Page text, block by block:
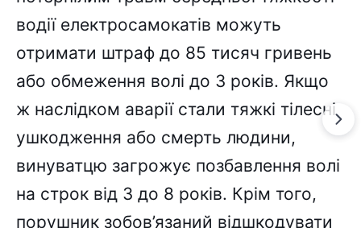
водії електросамокатів можуть
отримати штраф до 85 тисяч гривень
або обмеження волі до 3 років. Якщо
ж наслідком аварії стали тяжкі тілесні
ушкодження або смерть людини,
винуватцю загрожує позбавлення волі
на строк від 3 до 8 років. Крім того,
порушник зобов’язаний відшкодувати